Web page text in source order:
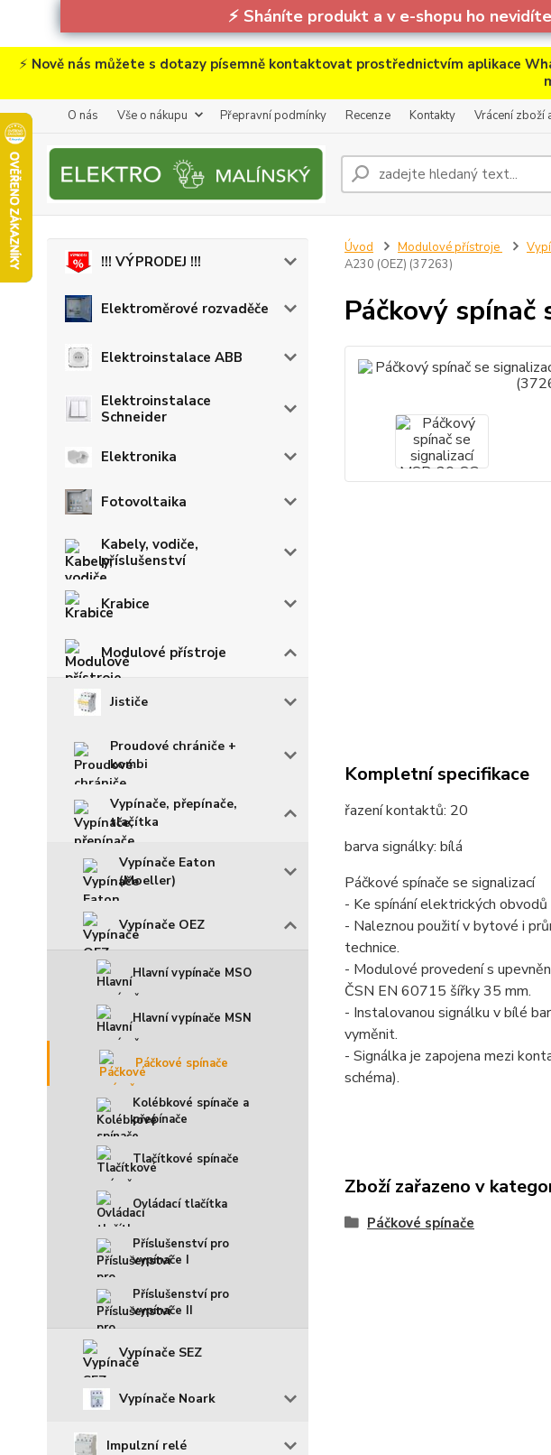
⚡ Sháníte produkt a v e-shopu ho
⚡ Nově nás můžete s dotazy písemně kontaktovat prostřednictvím aplikace
O nás Vše o nákupu Přepravní podmínky Recenze Kontakty Vrácení zboží
!!! VÝPRODEJ !!!
Elektroměrové rozvaděče
Elektroinstalace ABB
Elektroinstalace
Schneider
Elektronika
Fotovoltaika
Kabely, vodiče,
příslušenství
Krabice
Modulové přístroje
Jističe
Proudové chrániče +
kombi
Vypínače, přepínače,
tlačítka
Vypínače Eaton
(Moeller)
Vypínače OEZ
Hlavní vypínače MSO
Hlavní vypínače MSN
Páčkové spínače
Kolébkové spínače a
přepínače
Tlačítkové spínače
Ovládací tlačítka
Příslušenství pro
vypínače I
Příslušenství pro
vypínače II
Vypínače SEZ
Vypínače Noark
Impulzní relé
Úvod Modulové přístroje
A230 (OEZ) (37263)
Páčkový
Kompletní specifikace
řazení kontaktů: 20
barva signálky: bílá
Páčkové spínače se signalizací
- Ke spínání elektrických
- Naleznou použití v bytové i
technice.
- Modulové provedení s
ČSN EN 60715 šířky 35 mm.
- Instalovanou signálku v bílé
vyměnit.
- Signálka je zapojena mezi
schéma).
Zboží zařazeno v
Páčkové spínače